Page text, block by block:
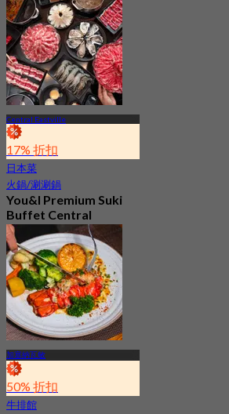
起฿ 362.5
Central Eastville
17% 折扣
日本菜
火鍋/涮涮鍋
You&I Premium Suki
Buffet Central
Eastville
4.7
2.5K 已預訂
起฿ 498
加塞納瓦敏
50% 折扣
牛排館